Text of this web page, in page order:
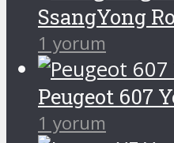
SsangYong
1 yorum
Peugeot 607
1 yorum